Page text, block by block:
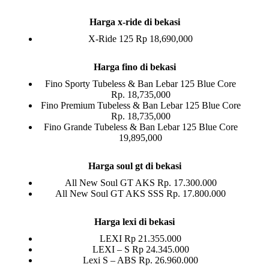
Harga x-ride di bekasi
X-Ride 125 Rp 18,690,000
Harga fino di bekasi
Fino Sporty Tubeless & Ban Lebar 125 Blue Core
Rp. 18,735,000
Fino Premium Tubeless & Ban Lebar 125 Blue Core
Rp. 18,735,000
Fino Grande Tubeless & Ban Lebar 125 Blue Core
19,895,000
Harga soul gt di bekasi
All New Soul GT AKS Rp. 17.300.000
All New Soul GT AKS SSS Rp. 17.800.000
Harga lexi di bekasi
LEXI Rp 21.355.000
LEXI – S Rp 24.345.000
Lexi S – ABS Rp. 26.960.000